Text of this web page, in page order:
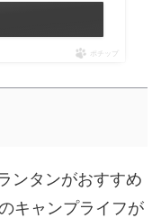
ポチップ
ンタンがおすすめ
キャンプライフが